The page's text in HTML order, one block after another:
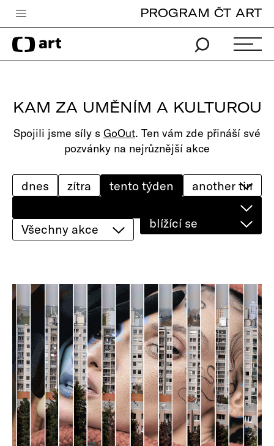
Česká televize
Zpravodajství
iVysílání
TV program
edu
PROGRAM ČT ART
KAM ZA UMĚNÍM A KULTUROU
Spojili jsme síly s GoOut. Ten vám zde přináší své
pozvánky na nejrůznější akce
Všechny akce
dnes zítra tento týden
blížící se